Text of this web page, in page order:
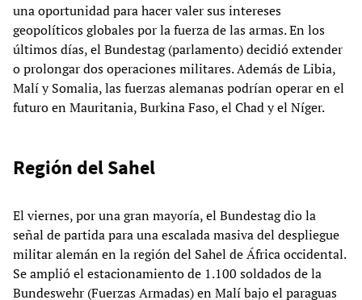
una oportunidad para hacer valer sus intereses
geopolíticos globales por la fuerza de las armas. En los
últimos días, el Bundestag (parlamento) decidió extender
o prolongar dos operaciones militares. Además de Libia,
Malí y Somalia, las fuerzas alemanas podrían operar en el
futuro en Mauritania, Burkina Faso, el Chad y el Níger.
Región del Sahel
El viernes, por una gran mayoría, el Bundestag dio la
señal de partida para una escalada masiva del despliegue
militar alemán en la región del Sahel de África occidental.
Se amplió el estacionamiento de 1.100 soldados de la
Bundeswehr (Fuerzas Armadas) en Malí bajo el paraguas